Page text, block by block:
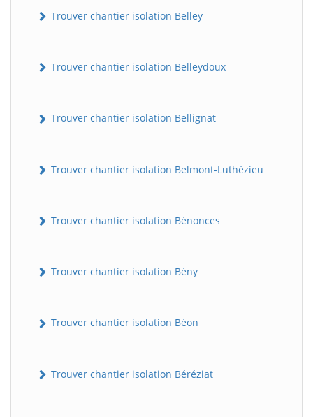
Trouver chantier isolation Belley
Trouver chantier isolation Belleydoux
Trouver chantier isolation Bellignat
Trouver chantier isolation Belmont-Luthézieu
Trouver chantier isolation Bénonces
Trouver chantier isolation Bény
Trouver chantier isolation Béon
Trouver chantier isolation Béréziat